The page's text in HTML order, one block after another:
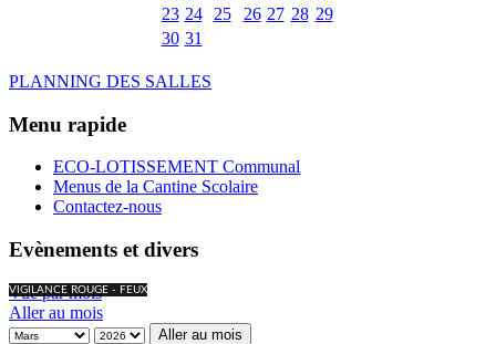
23 24 25 26 27 28 29
30 31
PLANNING DES SALLES
Menu rapide
ECO-LOTISSEMENT Communal
Menus de la Cantine Scolaire
Contactez-nous
Evènements et divers
VIGILANCE ROUGE - FEUX
Vue par mois
Aller au mois
Aller au mois